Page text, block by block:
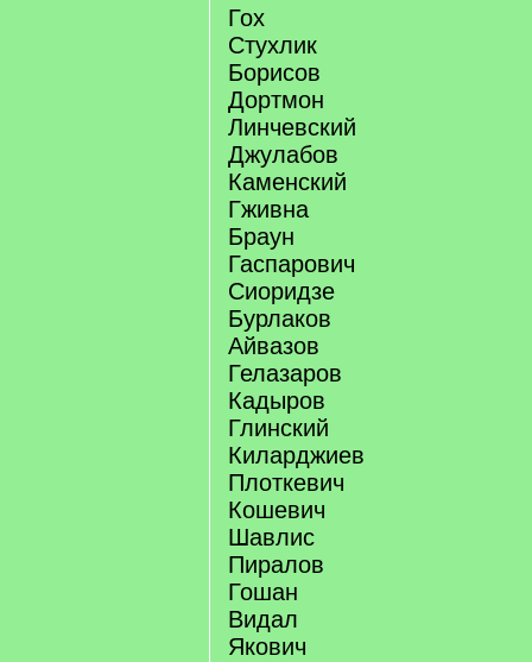
Гох
Стухлик
Борисов
Дортмон
Линчевский
Джулабов
Каменский
Гживна
Браун
Гаспарович
Сиоридзе
Бурлаков
Айвазов
Гелазаров
Кадыров
Глинский
Киларджиев
Плоткевич
Кошевич
Шавлис
Пиралов
Гошан
Видал
Якович